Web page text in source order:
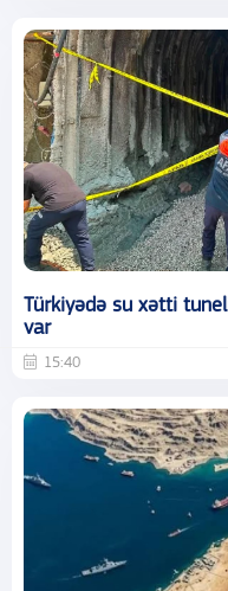
Türkiyədə su xətti
var
15:40